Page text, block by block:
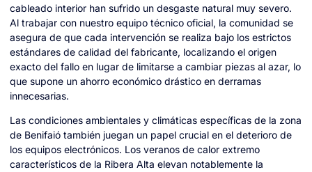
cableado interior han sufrido un desgaste natural muy severo.
Al trabajar con nuestro equipo técnico oficial, la comunidad se
asegura de que cada intervención se realiza bajo los estrictos
estándares de calidad del fabricante, localizando el origen
exacto del fallo en lugar de limitarse a cambiar piezas al azar, lo
que supone un ahorro económico drástico en derramas
innecesarias.
Las condiciones ambientales y climáticas específicas de la zona
de Benifaió también juegan un papel crucial en el deterioro de
los equipos electrónicos. Los veranos de calor extremo
característicos de la Ribera Alta elevan notablemente la